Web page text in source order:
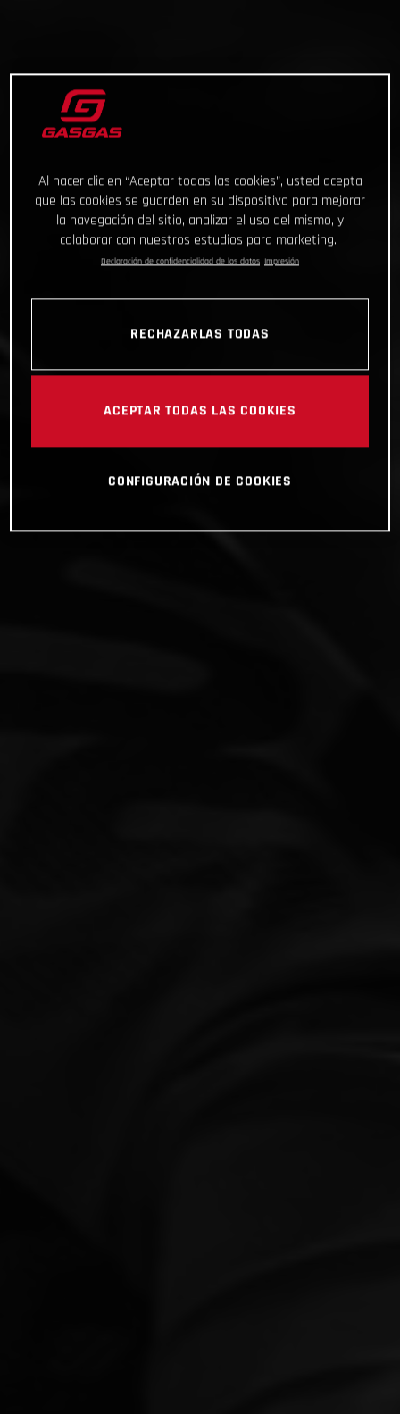
Al hacer clic en “Aceptar todas las cookies”, usted acepta
que las cookies se guarden en su dispositivo para mejorar
la navegación del sitio, analizar el uso del mismo, y
colaborar con nuestros estudios para marketing.
Declaración de confidencialidad de los datos Impresión
RECHAZARLAS TODAS
ACEPTAR TODAS LAS COOKIES
CONFIGURACIÓN DE COOKIES